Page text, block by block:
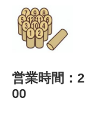
営業時間：
00